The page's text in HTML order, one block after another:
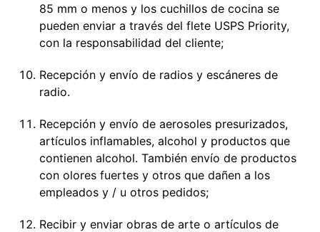
85 mm o menos y los cuchillos de cocina se
pueden enviar a través del flete USPS Priority,
con la responsabilidad del cliente;
Recepción y envío de radios y escáneres de
radio.
Recepción y envío de aerosoles presurizados,
artículos inflamables, alcohol y productos que
contienen alcohol. También envío de productos
con olores fuertes y otros que dañen a los
empleados y / u otros pedidos;
Recibir y enviar obras de arte o artículos de